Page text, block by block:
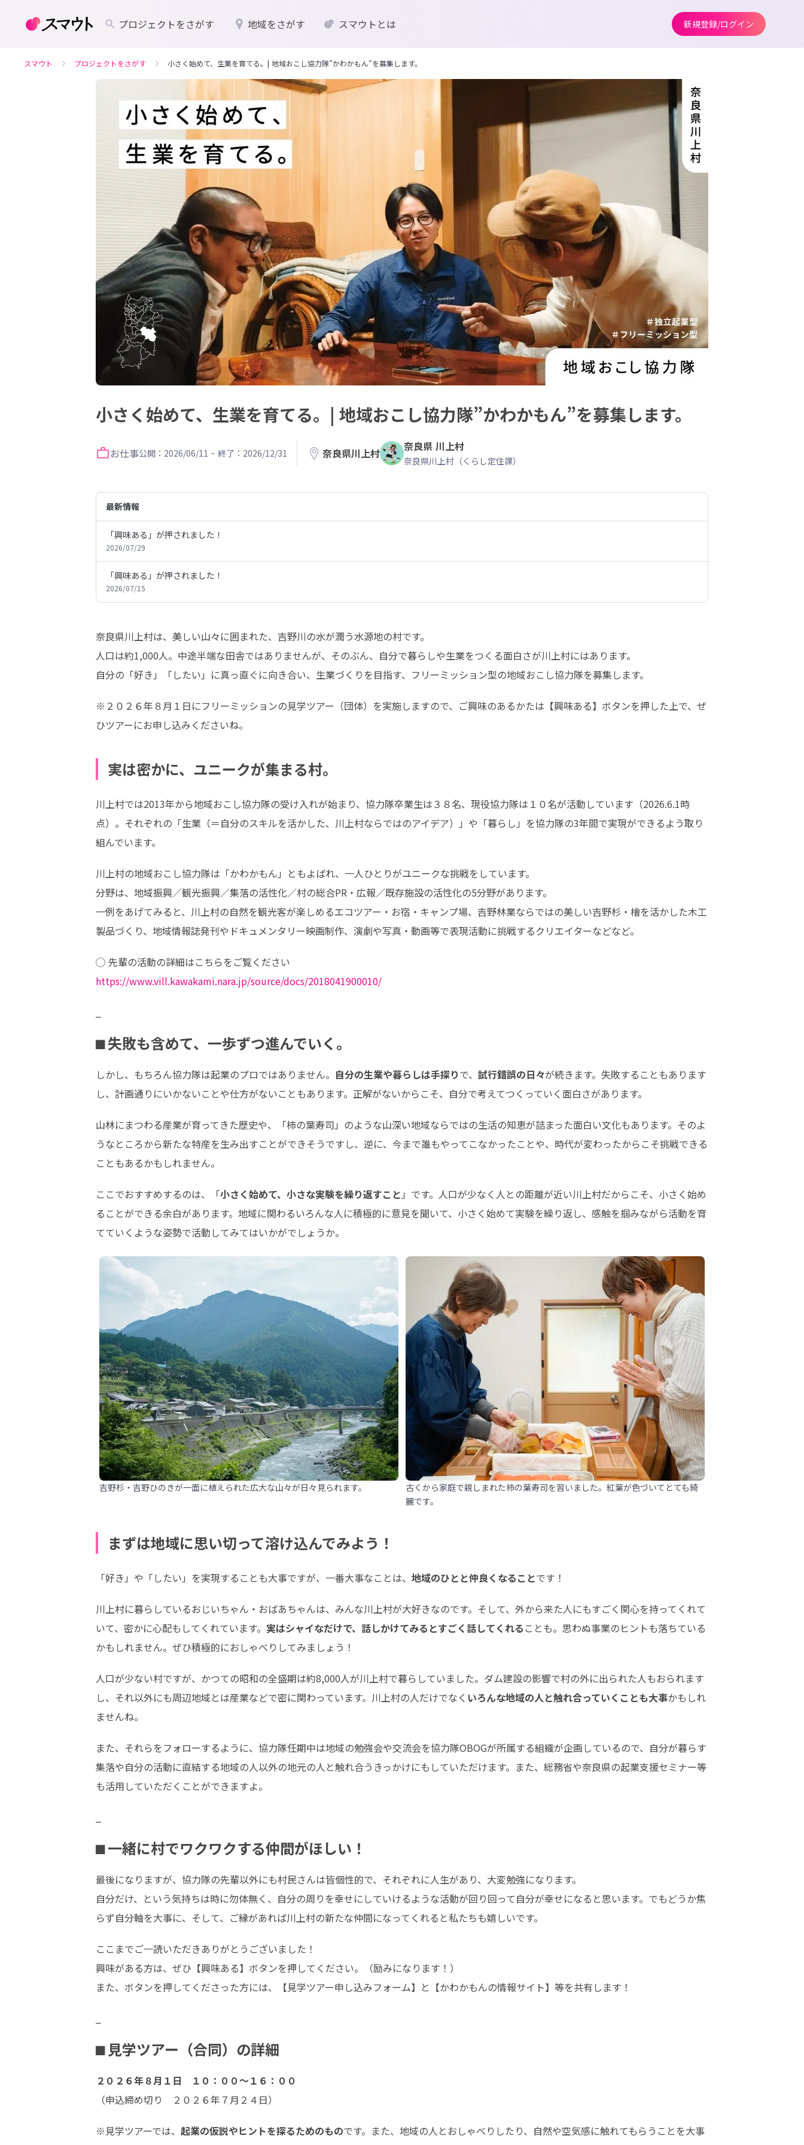
プロジェクトをさがす 地域をさがす スマウトとは 新規登録/ログイン
スマウト プロジェクトをさがす 小さく始めて、生業を育てる。| 地域おこし協力隊”かわかもん”を募集します。
小さく始めて、生業を育てる。| 地域おこし協力隊”かわかもん”を募集します。
お仕事公開：2026/06/11 ~ 終了：2026/12/31 奈良県川上村 奈良県 川上村
奈良県川上村（くらし定住課）
最新情報
「興味ある」が押されました！
2026/07/29
「興味ある」が押されました！
2026/07/15
奈良県川上村は、美しい山々に囲まれた、吉野川の水が潤う水源地の村です。
人口は約1,000人。中途半端な田舎ではありませんが、そのぶん、自分で暮らしや生業をつくる面白さが川上村にはあります。
自分の「好き」「したい」に真っ直ぐに向き合い、生業づくりを目指す、フリーミッション型の地域おこし協力隊を募集します。
※２０２６年８月１日にフリーミッションの見学ツアー（団体）を実施しますので、ご興味のあるかたは【興味ある】ボタンを押した上で、ぜ
ひツアーにお申し込みくださいね。
実は密かに、ユニークが集まる村。
川上村では2013年から地域おこし協力隊の受け入れが始まり、協力隊卒業生は３８名、現役協力隊は１０名が活動しています（2026.6.1時
点）。それぞれの「生業（＝自分のスキルを活かした、川上村ならではのアイデア）」や「暮らし」を協力隊の3年間で実現ができるよう取り
組んでいます。
川上村の地域おこし協力隊は「かわかもん」ともよばれ、一人ひとりがユニークな挑戦をしています。
分野は、地域振興／観光振興／集落の活性化／村の総合PR・広報／既存施設の活性化の5分野があります。
一例をあげてみると、川上村の自然を観光客が楽しめるエコツアー・お宿・キャンプ場、吉野林業ならではの美しい吉野杉・檜を活かした木工
製品づくり、地域情報誌発刊やドキュメンタリー映画制作、演劇や写真・動画等で表現活動に挑戦するクリエイターなどなど。
https://www.vill.kawakami.nara.jp/source/docs/2018041900010/
⬛︎ 失敗も含めて、一歩ずつ進んでいく。
しかし、もちろん協力隊は起業のプロではありません。 自分の生業や暮らしは手探りで、 試行錯誤の日々が続きます。失敗することもあります
し、計画通りにいかないことや仕方がないこともあります。正解がないからこそ、自分で考えてつくっていく面白さがあります。
山林にまつわる産業が育ってきた歴史や、「柿の葉寿司」のような山深い地域ならではの生活の知恵が詰まった面白い文化もあります。そのよ
うなところから新たな特産を生み出すことができそうですし、逆に、今まで誰もやってこなかったことや、時代が変わったからこそ挑戦できる
こともあるかもしれません。
ここでおすすめするのは、「小さく始めて、小さな実験を繰り返すこと 」です。人口が少なく人との距離が近い川上村だからこそ、小さく始め
ることができる余白があります。地域に関わるいろんな人に積極的に意見を聞いて、小さく始めて実験を繰り返し、感触を掴みながら活動を育
てていくような姿勢で活動してみてはいかがでしょうか。
吉野杉・吉野ひのきが一面に植えられた広大な山々が日々見られます。
古くから家庭で親しまれた柿の葉寿司を習いました。紅葉が色づいてとても綺
麗です。
まずは地域に思い切って溶け込んでみよう！
「好き」や「したい」を実現することも大事ですが、一番大事なことは、 地域のひとと仲良くなることです！
川上村に暮らしているおじいちゃん・おばあちゃんは、みんな川上村が大好きなのです。そして、外から来た人にもすごく関心を持ってくれて
いて、密かに心配もしてくれています。 実はシャイなだけで、話しかけてみるとすごく話してくれる ことも。思わぬ事業のヒントも落ちている
かもしれません。ぜひ積極的におしゃべりしてみましょう！
人口が少ない村ですが、かつての昭和の全盛期は約8,000人が川上村で暮らしていました。ダム建設の影響で村の外に出られた人もおられます
し、それ以外にも周辺地域とは産業などで密に関わっています。川上村の人だけでなく いろんな地域の人と触れ合っていくことも大事かもしれ
ませんね。
また、それらをフォローするように、協力隊任期中は地域の勉強会や交流会を協力隊OBOGが所属する組織が企画しているので、自分が暮らす
集落や自分の活動に直結する地域の人以外の地元の人と触れ合うきっかけにもしていただけます。また、総務省や奈良県の起業支援セミナー等
も活用していただくことができますよ。
⬛︎ 一緒に村でワクワクする仲間がほしい！
最後になりますが、協力隊の先輩以外にも村民さんは皆個性的で、それぞれに人生があり、大変勉強になります。
自分だけ、という気持ちは時に勿体無く、自分の周りを幸せにしていけるような活動が回り回って自分が幸せになると思います。でもどうか焦
らず自分軸を大事に、そして、ご縁があれば川上村の新たな仲間になってくれると私たちも嬉しいです。
ここまでご一読いただきありがとうございました！
興味がある方は、ぜひ【興味ある】ボタンを押してください。（励みになります！）
また、ボタンを押してくださった方には、【見学ツアー申し込みフォーム】と【かわかもんの情報サイト】等を共有します！
⬛︎ 見学ツアー（合同）の詳細
２０２６年８月１日　１０：００〜１６：００
（申込締め切り　２０２６年７月２４日）
※見学ツアーでは、 起業の仮説やヒントを探るためのものです。また、地域の人とおしゃべりしたり、自然や空気感に触れてもらうことを大事